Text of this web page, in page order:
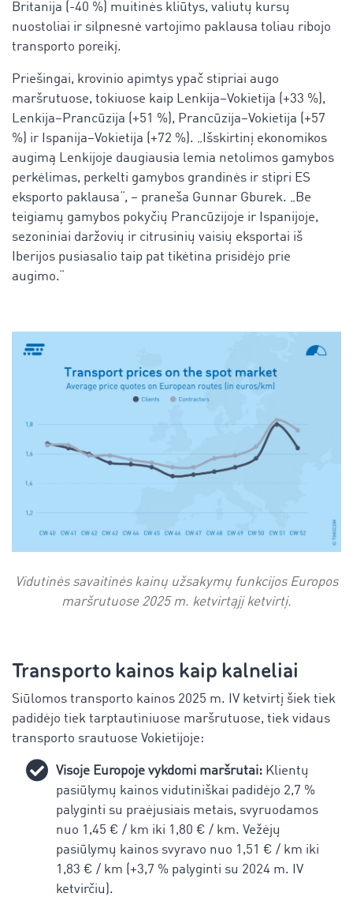
Britanija (-40 %) muitinės kliūtys, valiutų kursų
nuostoliai ir silpnesnė vartojimo paklausa toliau ribojo
transporto poreikį.
Priešingai, krovinio apimtys ypač stipriai augo
maršrutuose, tokiuose kaip Lenkija–Vokietija (+33 %),
Lenkija–Prancūzija (+51 %), Prancūzija–Vokietija (+57
%) ir Ispanija–Vokietija (+72 %). „Išskirtinį ekonomikos
augimą Lenkijoje daugiausia lemia netolimos gamybos
perkėlimas, perkelti gamybos grandinės ir stipri ES
eksporto paklausa“, – praneša Gunnar Gburek. „Be
teigiamų gamybos pokyčių Prancūzijoje ir Ispanijoje,
sezoniniai daržovių ir citrusinių vaisių eksportai iš
Iberijos pusiasalio taip pat tikėtina prisidėjo prie
augimo.“
Vidutinės savaitinės kainų užsakymų funkcijos Europos
maršrutuose 2025 m. ketvirtąjį ketvirtį.
Transporto kainos kaip kalneliai
Siūlomos transporto kainos 2025 m. IV ketvirtį šiek tiek
padidėjo tiek tarptautiniuose maršrutuose, tiek vidaus
transporto srautuose Vokietijoje:
Visoje Europoje vykdomi maršrutai: Klientų
pasiūlymų kainos vidutiniškai padidėjo 2,7 %
palyginti su praėjusiais metais, svyruodamos
nuo 1,45 € / km iki 1,80 € / km. Vežėjų
pasiūlymų kainos svyravo nuo 1,51 € / km iki
1,83 € / km (+3,7 % palyginti su 2024 m. IV
ketvirčiu).